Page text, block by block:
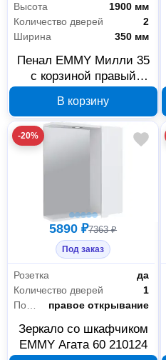
Высота
1900 мм
Количество дверей
2
Ширина
350 мм
Пенал EMMY Милли 35
с корзиной правый
В корзину
-20%
5890 ₽7363 ₽
Под заказ
Розетка
да
Количество дверей
1
правое открывание
Зеркало со шкафчиком
EMMY Агата 60 210124